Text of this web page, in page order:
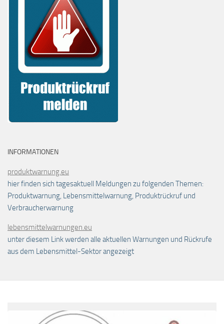
INFORMATIONEN
produktwarnung.eu
hier finden sich tagesaktuell Meldungen zu folgenden Themen:
Produktwarnung, Lebensmittelwarnung, Produktrückruf und
Verbraucherwarnung
lebensmittelwarnungen.eu
unter diesem Link werden alle aktuellen Warnungen und Rückrufe
aus dem Lebensmittel-Sektor angezeigt